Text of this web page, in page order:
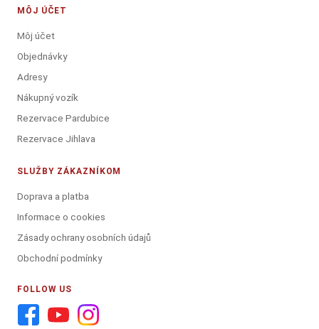
MÔJ ÚČET
Môj účet
Objednávky
Adresy
Nákupný vozík
Rezervace Pardubice
Rezervace Jihlava
SLUŽBY ZÁKAZNÍKOM
Doprava a platba
Informace o cookies
Zásady ochrany osobních údajů
Obchodní podmínky
FOLLOW US